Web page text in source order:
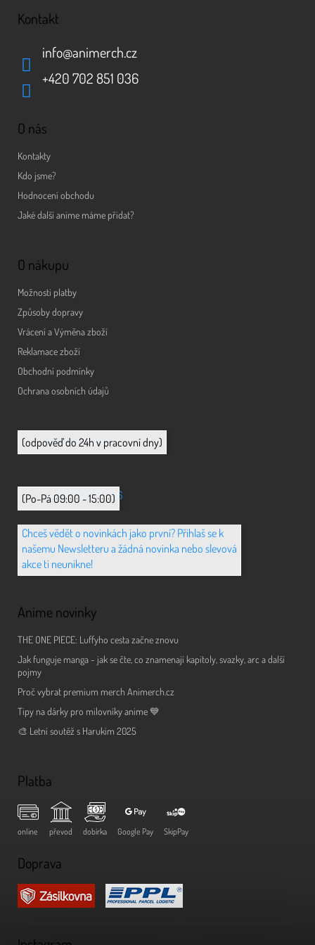
Kontakt
info@animerch.cz
+420 702 851 036
O nás
Kontakty
Kdo jsme?
Hodnocení obchodu
Jaké další anime máme přidat?
O nákupu
Možnosti platby
Způsoby dopravy
Vrácení a Výměna zboží
Reklamace zboží
Obchodní podmínky
Ochrana osobních údajů
info@animerch.cz
(odpověď do 24h v pracovní dny)
+420 702 851 036
(Po-Pá 09:00 - 15:00)
Chceš vědět o novinkách jako první? Přihlaš se k
našemu Newsletteru a žádná novinka nebo slevová
akce ti neunikne!
Anime novinky
THE ONE PIECE: Luffyho cesta začne znovu
Jak funguje manga - jak se čte, co znamenají kapitoly, svazky, arc a další
pojmy
Proč vybrat premium merch Animerch.cz
Tipy na dárky pro milovníky anime 💙
🎨 Letní soutěž s Harukim 2025
Platba
online převod dobírka Google Pay SkipPay
Doprava